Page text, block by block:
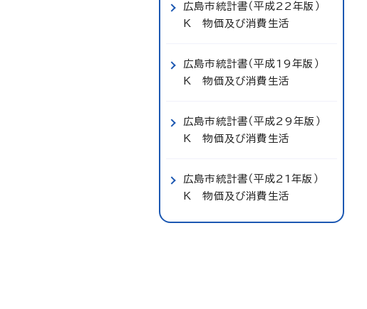
広島市統計書（平成22年版）
K 物価及び消費生活
広島市統計書（平成19年版）
K 物価及び消費生活
広島市統計書（平成29年版）
K 物価及び消費生活
広島市統計書（平成21年版）
K 物価及び消費生活